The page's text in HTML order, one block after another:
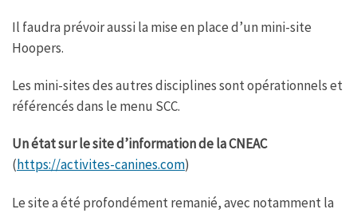
Il faudra prévoir aussi la mise en place d’un mini-site
Hoopers.
Les mini-sites des autres disciplines sont opérationnels et
référencés dans le menu SCC.
Un état sur le site d’information de la CNEAC
(https://activites-canines.com)
Le site a été profondément remanié, avec notamment la